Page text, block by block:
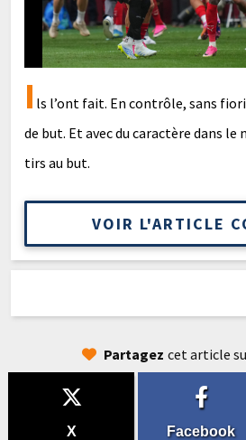
Ils l’ont fait. En contrôle, sans
de but. Et avec du caractère dans le
tirs au but.
VOIR L'ARTICLE
Partagez cet article
X Facebook